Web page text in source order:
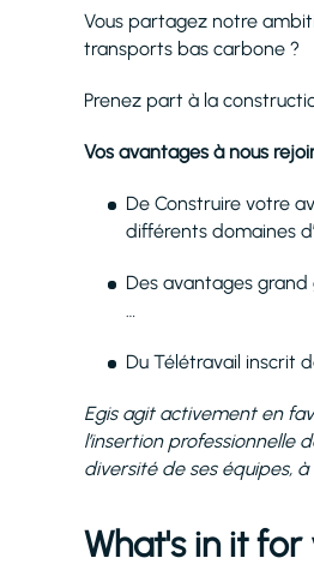
Vous partagez notre
transports bas carbone ?
Prenez part à la
Vos avantages à nous
De Construire votre
différents domaines
Des avantages
…
Du Télétravail inscrit
Egis agit activement en
l’insertion professionnelle
diversité de ses équipes,
What's in it for